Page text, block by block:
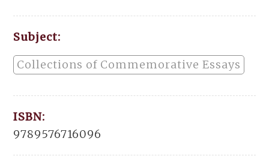
Subject:
Collections of Commemorative Essays
ISBN:
9789576716096